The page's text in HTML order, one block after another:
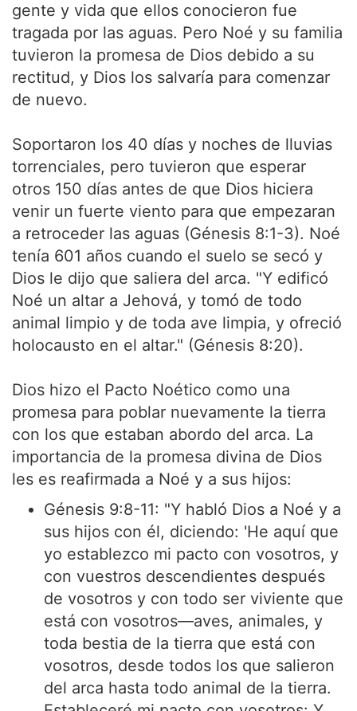
gente y vida que ellos conocieron fue
tragada por las aguas. Pero Noé y su familia
tuvieron la promesa de Dios debido a su
rectitud, y Dios los salvaría para comenzar
de nuevo.
Soportaron los 40 días y noches de lluvias
torrenciales, pero tuvieron que esperar
otros 150 días antes de que Dios hiciera
venir un fuerte viento para que empezaran
a retroceder las aguas (Génesis 8:1-3). Noé
tenía 601 años cuando el suelo se secó y
Dios le dijo que saliera del arca. "Y edificó
Noé un altar a Jehová, y tomó de todo
animal limpio y de toda ave limpia, y ofreció
holocausto en el altar." (Génesis 8:20).
Dios hizo el Pacto Noético como una
promesa para poblar nuevamente la tierra
con los que estaban abordo del arca. La
importancia de la promesa divina de Dios
les es reafirmada a Noé y a sus hijos:
Génesis 9:8-11: "Y habló Dios a Noé y a
sus hijos con él, diciendo: 'He aquí que
yo establezco mi pacto con vosotros, y
con vuestros descendientes después
de vosotros y con todo ser viviente que
está con vosotros—aves, animales, y
toda bestia de la tierra que está con
vosotros, desde todos los que salieron
del arca hasta todo animal de la tierra.